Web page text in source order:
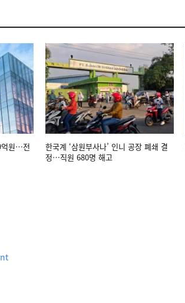
억원…전
한국계 ‘삼원부사나’ 인니 공장 폐쇄 결
정…직원 680명 해고